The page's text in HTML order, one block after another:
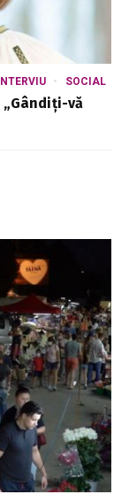
INTERVIU SOCIAL
vă